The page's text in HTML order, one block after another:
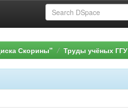
Скорины" Труды учёных ГГУ